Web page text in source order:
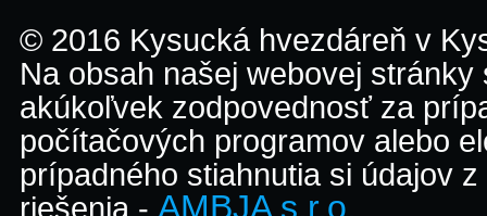
© 2016 Kysucká hvezdáreň v
Na obsah našej webovej
akúkoľvek zodpovednosť za
počítačových programov alebo
prípadného stiahnutia si údajov
riešenia - AMBJA s.r.o.